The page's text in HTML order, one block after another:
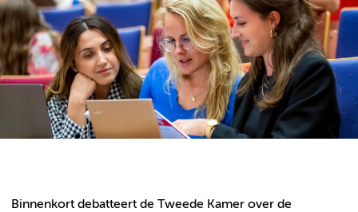
Binnenkort debatteert de Tweede Kamer over de